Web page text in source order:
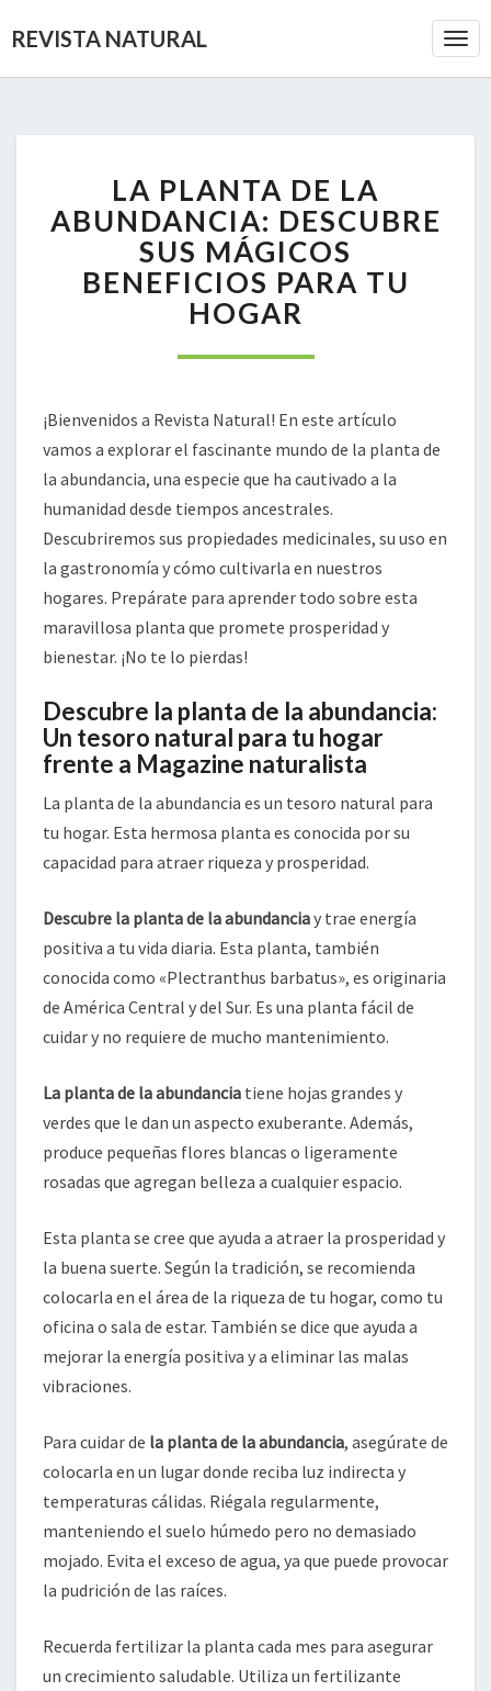
REVISTA NATURAL
PLANTA
DE
LA
ABUNDANCIA:
DESCUBRE
SUS
BENEFICIOS
HOGAR
LA PLANTA DE LA
ABUNDANCIA: DESCUBRE
SUS MÁGICOS
BENEFICIOS PARA TU
HOGAR
¡Bienvenidos a Revista Natural! En este artículo
vamos a explorar el fascinante mundo de la planta de
la abundancia, una especie que ha cautivado a la
humanidad desde tiempos ancestrales.
Descubriremos sus propiedades medicinales, su uso en
la gastronomía y cómo cultivarla en nuestros
hogares. Prepárate para aprender todo sobre esta
maravillosa planta que promete prosperidad y
bienestar. ¡No te lo pierdas!
Descubre la planta de la abundancia:
Un tesoro natural para tu hogar
frente a Magazine naturalista
La planta de la abundancia es un tesoro natural para
tu hogar. Esta hermosa planta es conocida por su
capacidad para atraer riqueza y prosperidad.
Descubre la planta de la abundanciay trae energía
positiva a tu vida diaria. Esta planta, también
conocida como «Plectranthus barbatus», es originaria
de América Central y del Sur. Es una planta fácil de
cuidar y no requiere de mucho mantenimiento.
La planta de la abundancia tiene hojas grandes y
verdes que le dan un aspecto exuberante. Además,
produce pequeñas flores blancas o ligeramente
rosadas que agregan belleza a cualquier espacio.
Esta planta se cree que ayuda a atraer la prosperidad y
la buena suerte. Según la tradición, se recomienda
colocarla en el área de la riqueza de tu hogar, como tu
oficina o sala de estar. También se dice que ayuda a
mejorar la energía positiva y a eliminar las malas
vibraciones.
Para cuidar de la planta de la abundancia, asegúrate de
colocarla en un lugar donde reciba luz indirecta y
temperaturas cálidas. Riégala regularmente,
manteniendo el suelo húmedo pero no demasiado
mojado. Evita el exceso de agua, ya que puede provocar
la pudrición de las raíces.
Recuerda fertilizar la planta cada mes para asegurar
un crecimiento saludable. Utiliza un fertilizante